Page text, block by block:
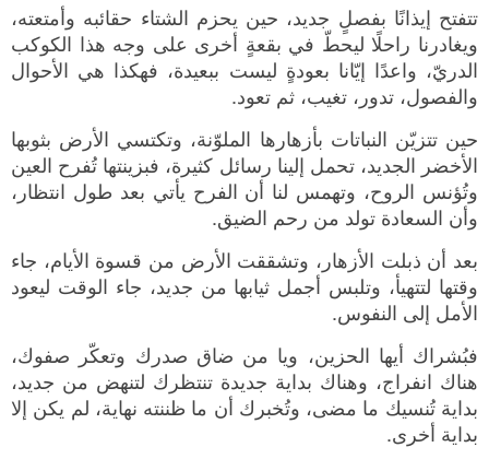
تتفتح إيذانًا بفصلٍ جديد، حين يحزم الشتاء حقائبه وأمتعته،
ويغادرنا راحلًا ليحطّ في بقعةٍ أخرى على وجه هذا الكوكب
الدريّ، واعدًا إيّانا بعودةٍ ليست ببعيدة، فهكذا هي الأحوال
والفصول، تدور، تغيب، ثم تعود.
حين تتزيّن النباتات بأزهارها الملوّنة، وتكتسي الأرض بثوبها
الأخضر الجديد، تحمل إلينا رسائل كثيرة، فبزينتها تُفرح العين
وتُؤنس الروح، وتهمس لنا أن الفرح يأتي بعد طول انتظار،
وأن السعادة تولد من رحم الضيق.
بعد أن ذبلت الأزهار، وتشققت الأرض من قسوة الأيام، جاء
وقتها لتتهيأ، وتلبس أجمل ثيابها من جديد، جاء الوقت ليعود
الأمل إلى النفوس.
فبُشراك أيها الحزين، ويا من ضاق صدرك وتعكّر صفوك،
هناك انفراج، وهناك بداية جديدة تنتظرك لتنهض من جديد،
بداية تُنسيك ما مضى، وتُخبرك أن ما ظننته نهاية، لم يكن إلا
بداية أخرى.